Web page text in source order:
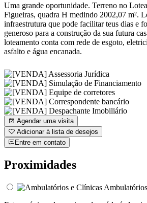
Uma grande oportunidade. Terreno no
Figueiras, quadra H medindo 2002,07 m².
infraestrutura que pode facilitar teus dias e
generoso para a construção da sua futura
loteamento conta com rede de esgoto,
asfalto e água encanada.
Agendar uma visita
Adicionar à lista de desejos
Entre em contato
Proximidades